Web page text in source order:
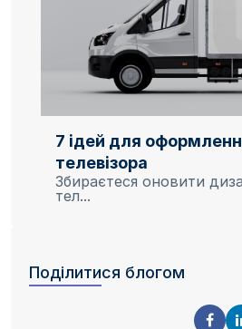
7 ідей для
телевізора
Збираєтеся оновити
тел...
Поділитися блогом